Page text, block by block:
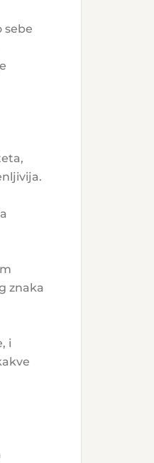
sebe
znaka
i